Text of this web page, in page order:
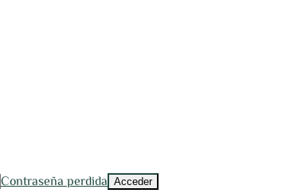
Contraseña perdida